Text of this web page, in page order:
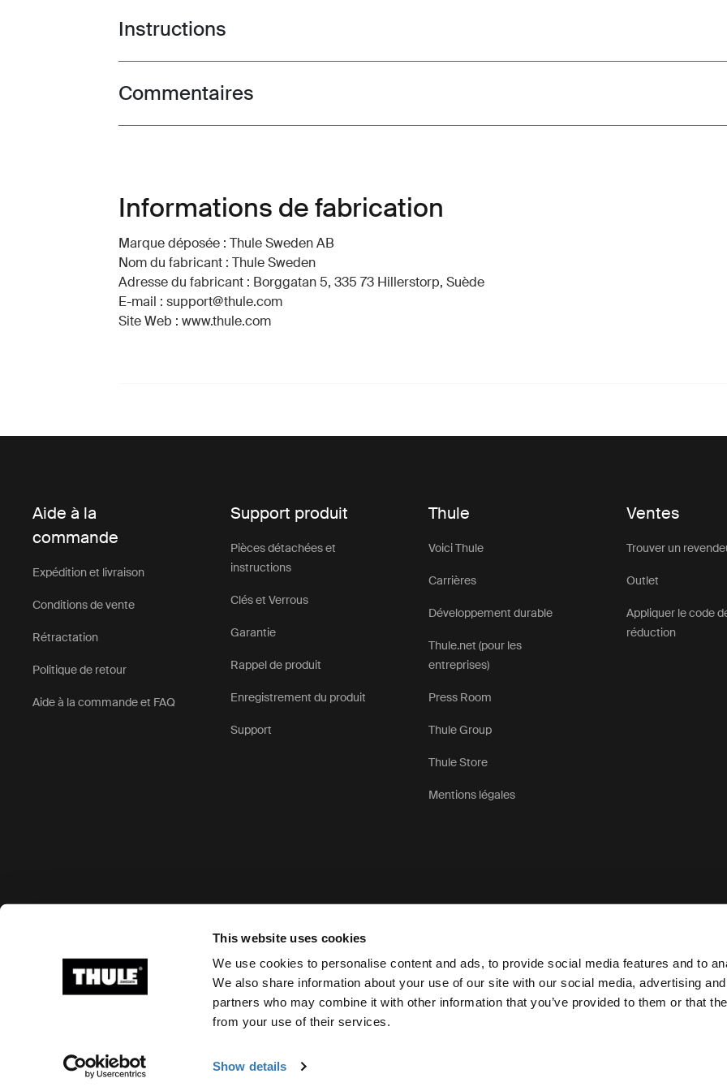
This website uses cookies
We use cookies to personalise content and ads, to provide social media features and to
We also share information about your use of our site with our social media, advertising
partners who may combine it with other information that you’ve provided to them or that
from your use of their services.
Show details
Toggle guides and instructions
Instructions
Toggle overview
Commentaires
Informations de fabrication
Marque déposée : Thule Sweden AB
Nom du fabricant : Thule Sweden
Adresse du fabricant : Borggatan 5, 335 73 Hillerstorp, Suède
E-mail : support@thule.com
Site Web : www.thule.com
Aide à la
commande
Expédition et livraison
Conditions de vente
Rétractation
Politique de retour
Aide à la commande et FAQ
Support produit
Pièces détachées et
instructions
Clés et Verrous
Garantie
Rappel de produit
Enregistrement du produit
Support
Thule
Voici Thule
Carrières
Développement durable
Thule.net (pour les
entreprises)
Press Room
Thule Group
Thule Store
Mentions légales
Ventes
Trouver un
Outlet
Appliquer le code
réduction
Ⓒ 2026 Thule Group Tous droits réservés Déclaration de confidentialité